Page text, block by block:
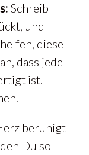
Schreib
und
diese
dass jede
ist.
beruhigt
Du so